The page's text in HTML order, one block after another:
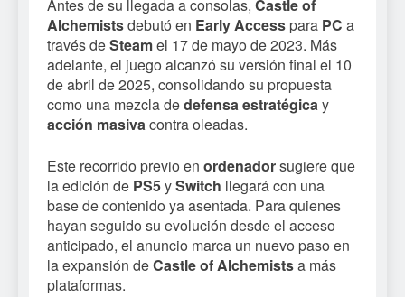
Antes de su llegada a consolas, Castle of
Alchemistsdebutó en Early Access para PC a
través deSteamel 17 de mayo de 2023. Más
adelante, el juego alcanzó su versión final el 10
de abril de 2025, consolidando su propuesta
como una mezcla dedefensa estratégicay
acción masivacontra oleadas.
Este recorrido previo en ordenadorsugiere que
la edición de PS5ySwitch llegará con una
base de contenido ya asentada. Para quienes
hayan seguido su evolución desde el acceso
anticipado, el anuncio marca un nuevo paso en
la expansión deCastle of Alchemistsa más
plataformas.